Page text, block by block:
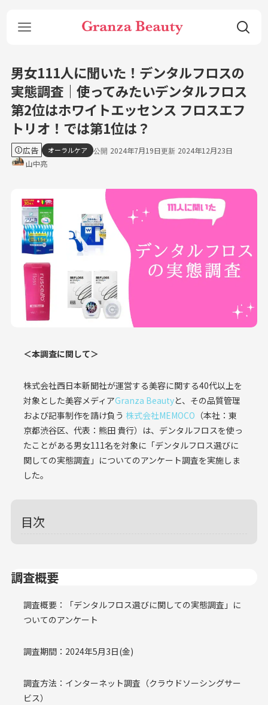
男女111人に聞いた！デンタルフロスの
実態調査｜使ってみたいデンタルフロス
第2位はホワイトエッセンス フロスエフ
トリオ！では第1位は？
広告 オーラルケア 2024年7月19日
2024年12月23日
山中亮
＜本調査に関して＞
株式会社西日本新聞社が運営する美容に関する40代以上を
対象とした美容メディアGranza Beautyと、その品質管理
および記事制作を請け負う 株式会社MEMOCO （本社：東
京都渋谷区、代表：熊田 貴行）は、デンタルフロスを使っ
たことがある男女111名を対象に「デンタルフロス選びに
関しての実態調査」についてのアンケート調査を実施しま
した。
目次
調査概要
調査概要：「デンタルフロス選びに関しての実態調査」に
ついてのアンケート
調査期間：2024年5月3日(金)
調査方法：インターネット調査（クラウドソーシングサー
ビス）